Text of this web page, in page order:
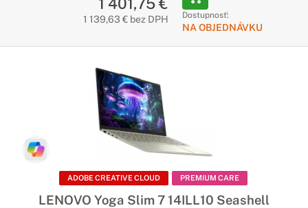
1 139,63 € bez DPH Dostupnosť:
NA OBJEDNÁVKU
ADOBE CREATIVE CLOUD PREMIUM CARE
LENOVO Yoga Slim 7 14ILL10 Seashell